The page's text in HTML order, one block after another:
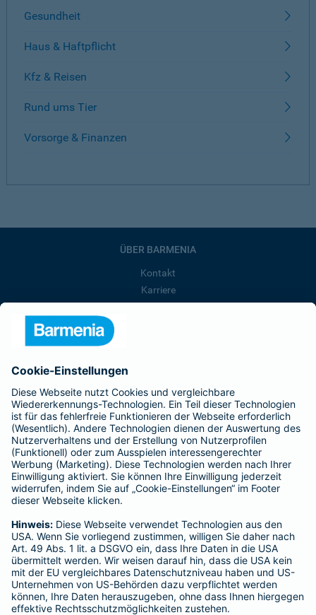
Gesundheit
Haus & Haftpflicht
Kfz & Reisen
Rund ums Tier
Vorsorge & Finanzen
ÜBER BARMENIA
Kontakt
Karriere
Barmenia ist Teil der BarmeniaGothaer
BELIEBTE SEITEN
Kranken-Zusatzversicherung
Tierversicherungen
Haftpflichtversicherung
Hausratversicherung
Adresse ändern
Schaden melden
Kilometerstandsmeldung
Serviceübersicht